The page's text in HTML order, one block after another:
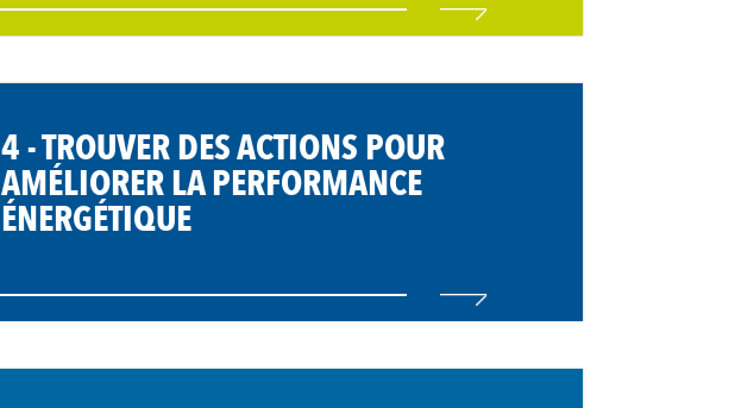
4 - TROUVER DES ACTIONS POUR
AMÉLIORER LA PERFORMANCE
ÉNERGÉTIQUE